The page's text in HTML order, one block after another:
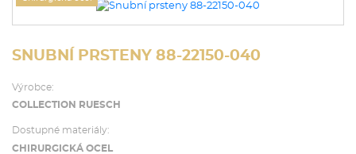
SNUBNÍ PRSTENY 88-22150-040
Výrobce:
COLLECTION RUESCH
Dostupné materiály:
CHIRURGICKÁ OCEL